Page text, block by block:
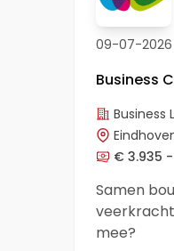
09-07-2026
Business
Business
€ 3.935
Samen
mee?